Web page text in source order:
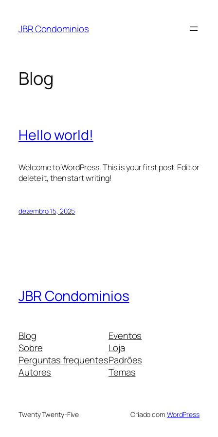
JBR Condominios
Blog
Hello world!
Welcome to WordPress. This is your first post. Edit or
delete it, then start writing!
dezembro 15, 2025
JBR Condominios
Blog
Sobre
Perguntas frequentes
Autores
Eventos
Loja
Padrões
Temas
Twenty Twenty-Five Criado com WordPress